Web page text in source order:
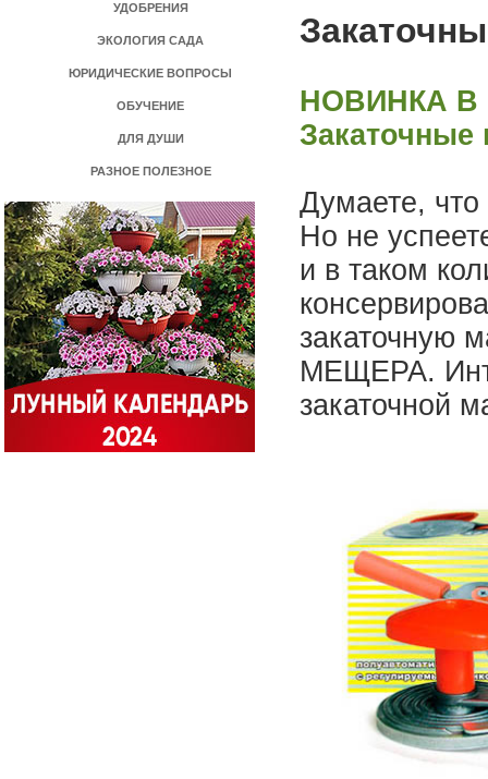
УДОБРЕНИЯ
ЭКОЛОГИЯ САДА
ЮРИДИЧЕСКИЕ ВОПРОСЫ
ОБУЧЕНИЕ
ДЛЯ ДУШИ
РАЗНОЕ ПОЛЕЗНОЕ
НОВИНКА В
Думаете, что
Но не
и в таком
закаточную
МЕЩЕРА.